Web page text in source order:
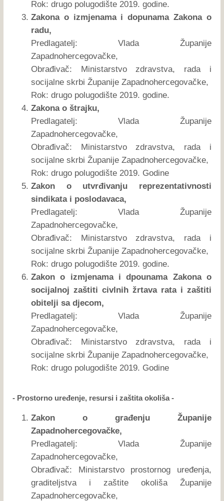
Rok: drugo polugodište 2019. godine.
Zakona o izmjenama i dopunama Zakona o
radu,
Predlagatelj: Vlada Županije
Zapadnohercegovačke,
Obrađivač: Ministarstvo zdravstva, rada i
socijalne skrbi Županije Zapadnohercegovačke,
Rok: drugo polugodište 2019. godine.
Zakona o štrajku,
Predlagatelj: Vlada Županije
Zapadnohercegovačke,
Obrađivač: Ministarstvo zdravstva, rada i
socijalne skrbi Županije Zapadnohercegovačke,
Rok: drugo polugodište 2019. Godine
Zakon o utvrđivanju reprezentativnosti
sindikata i poslodavaca,
Predlagatelj: Vlada Županije
Zapadnohercegovačke,
Obrađivač: Ministarstvo zdravstva, rada i
socijalne skrbi Županije Zapadnohercegovačke,
Rok: drugo polugodište 2019. godine.
Zakon o izmjenama i dpounama Zakona o
socijalnoj zaštiti civlnih žrtava rata i zaštiti
obitelji sa djecom,
Predlagatelj: Vlada Županije
Zapadnohercegovačke,
Obrađivač: Ministarstvo zdravstva, rada i
socijalne skrbi Županije Zapadnohercegovačke,
Rok: drugo polugodište 2019. Godine
- Prostorno uređenje, resursi i zaštita okoliša -
Zakon o građenju Županije
Zapadnohercegovačke,
Predlagatelj: Vlada Županije
Zapadnohercegovačke,
Obrađivač: Ministarstvo prostornog uređenja,
graditeljstva i zaštite okoliša Županije
Zapadnohercegovačke,